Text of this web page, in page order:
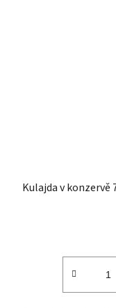
Kulajda v konzervě